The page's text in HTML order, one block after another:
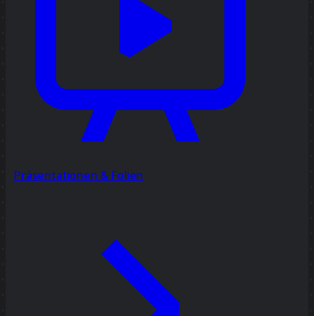
Präsentationen & Folien